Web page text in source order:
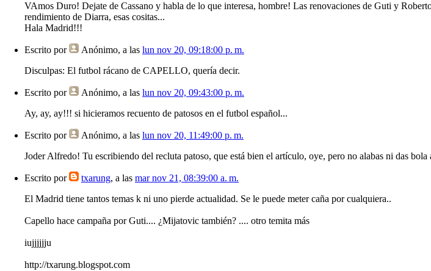
VAmos Duro! Dejate de Cassano y habla de lo que interesa, hombre! Las renovaciones de Guti y
rendimiento de Diarra, esas cositas...
Hala Madrid!!!
Escrito por Anónimo, a las lun nov 20, 09:18:00 p. m.
Disculpas: El futbol rácano de CAPELLO, quería decir.
Escrito por Anónimo, a las lun nov 20, 09:43:00 p. m.
Ay, ay, ay!!! si hicieramos recuento de patosos en el futbol español...
Escrito por Anónimo, a las lun nov 20, 11:49:00 p. m.
Joder Alfredo! Tu escribiendo del recluta patoso, que está bien el artículo, oye, pero no alabas ni das
Escrito por txarung, a las mar nov 21, 08:39:00 a. m.
El Madrid tiene tantos temas k ni uno pierde actualidad. Se le puede meter caña por cualquiera..
Capello hace campaña por Guti.... ¿Mijatovic también? .... otro temita más
iujjjjjju
http://txarung.blogspot.com